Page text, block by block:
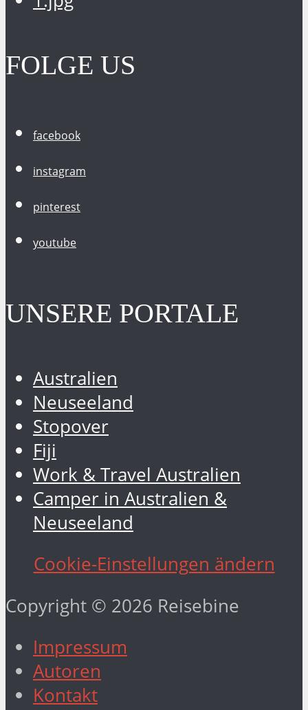
FOLGE US
facebook
instagram
pinterest
youtube
UNSERE PORTALE
Australien
Neuseeland
Stopover
Fiji
Work & Travel Australien
Camper in Australien &
Neuseeland
Cookie-Einstellungen ändern
Copyright © 2026 Reisebine
Impressum
Autoren
Kontakt